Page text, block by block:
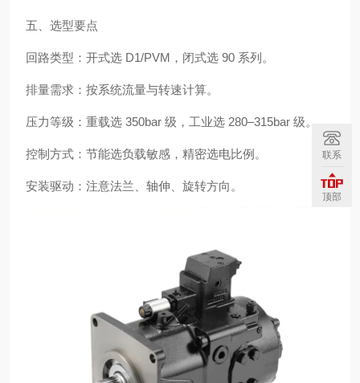
五、选型要点
回路类型：开式选 D1/PVM，闭式选 90 系列。
排量需求：按系统流量与转速计算。
压力等级：重载选 350bar 级，工业选 280–315bar 级。
控制方式：节能选负载敏感，精密选电比例。
安装驱动：注意法兰、轴伸、旋转方向。
联系
顶部